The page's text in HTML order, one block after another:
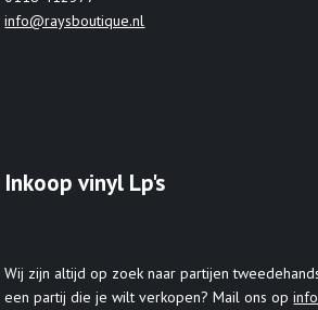
info@raysboutique.nl
Inkoop vinyl Lp's
Wij zijn altijd op zoek naar partijen
een partij die je wilt verkopen? Mail ons op